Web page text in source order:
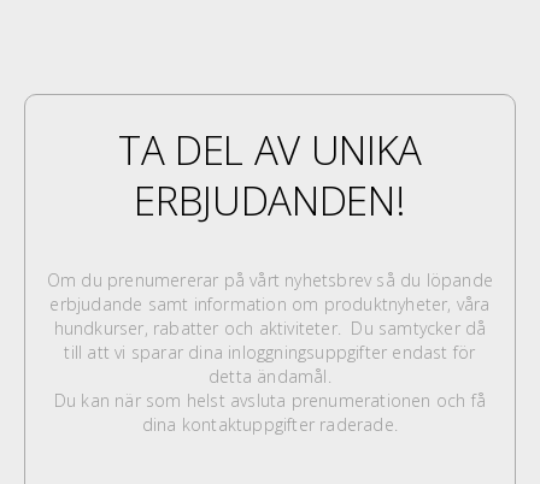
TA DEL AV UNIKA
ERBJUDANDEN!
Om du prenumererar på vårt nyhetsbrev så du löpande
erbjudande samt information om produktnyheter, våra
hundkurser, rabatter och aktiviteter. Du samtycker då
till att vi sparar dina inloggningsuppgifter endast för
detta ändamål.
Du kan när som helst avsluta prenumerationen och få
dina kontaktuppgifter raderade.